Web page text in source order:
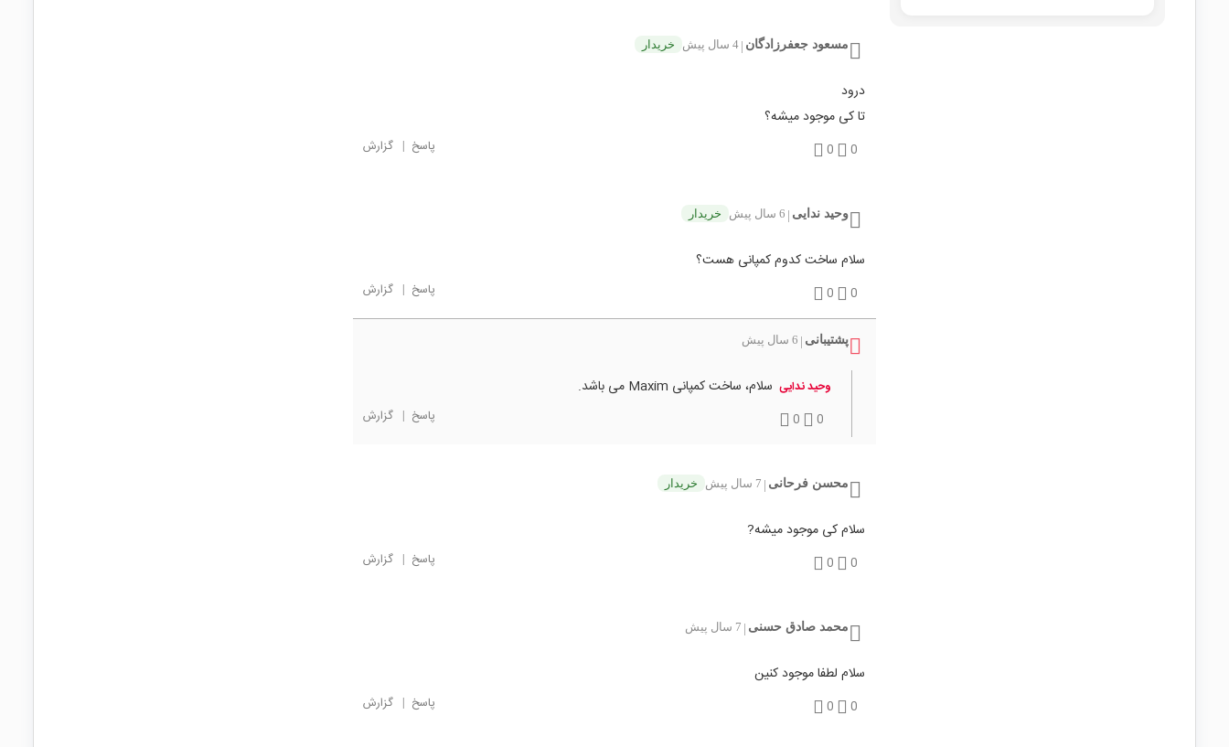
مسعود جعفرزادگان 4 سال پیش خریدار
درود
تا کی موجود میشه؟
0
0 پاسخ | گزارش
وحید ندایی 6 سال پیش خریدار
سلام ساخت کدوم کمپانی هست؟
0
0 پاسخ | گزارش
پشتیبانی 6 سال پیش
وحید ندایی سلام، ساخت کمپانی Maxim می باشد.
0
0 پاسخ | گزارش
محسن فرحانی 7 سال پیش خریدار
سلام کی موجود میشه?
0
0 پاسخ | گزارش
محمد صادق حسنی 7 سال پیش
سلام لطفا موجود کنین
0
0 پاسخ | گزارش